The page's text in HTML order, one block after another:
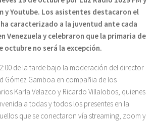
y Youtube. Los asistentes destacaron el
caracterizado a la juventud ante cada
Venezuela y celebraron que la primaria de
octubre no será la excepción.
de la tarde bajo la moderación del director
Gómez Gamboa en compañia de los
Karla Velazco y Ricardo Villalobos, quienes
a todas y todos los presentes en la
que se conectaron vía streaming, zoom y